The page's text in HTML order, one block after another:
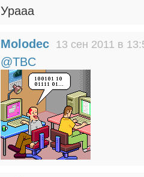
Урааа
Molodec 13 сен 2011 в
@TBC